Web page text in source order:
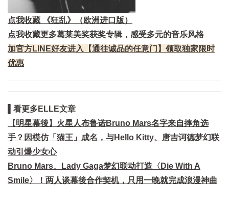
点我收藏 《狂乱》（欧洲进口版）
点我收藏更多葛莱美奖获奖专辑，感受多元的音乐风格
加官方LINE好友进入【通往诚品的任意门】领取独家限时
优惠
▌看更多ELLE文章
【明星幕後】火星人布鲁诺Bruno Mars名字来自摔角选
手？因模仿「猫王」成名，与Hello Kitty、唐吉诃德梦幻联
动引爆少女心
Bruno Mars、Lady Gaga梦幻联动打造〈Die With A
Smile〉！两人谈幕後合作契机，只用一晚就完成浪漫神曲